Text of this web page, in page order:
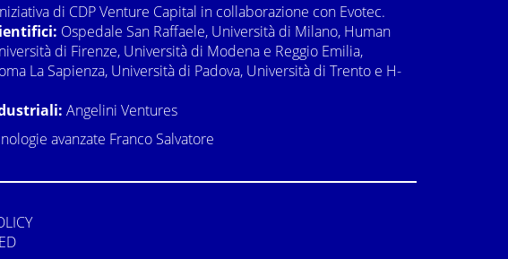
di CDP Venture Capital in collaborazione con Evotec.
Ospedale San Raffaele, Università di Milano, Human
di Firenze, Università di Modena e Reggio Emilia,
La Sapienza, Università di Padova, Università di Trento e H-
Angelini Ventures
avanzate Franco Salvatore